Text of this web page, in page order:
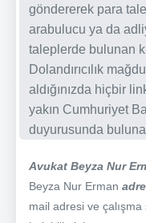
göndererek para
arabulucu ya da
taleplerde bulunan
Dolandırıcılık
aldığınızda hiçbir
yakın Cumhuriyet
duyurusunda
Avukat Beyza Nur
Beyza Nur Erman
mail adresi ve